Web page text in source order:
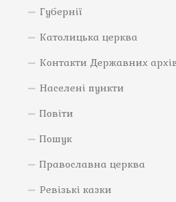
Губернії
Католицька церква
Контакти Державних
Населені пункти
Повіти
Пошук
Православна церква
Ревізькі казки